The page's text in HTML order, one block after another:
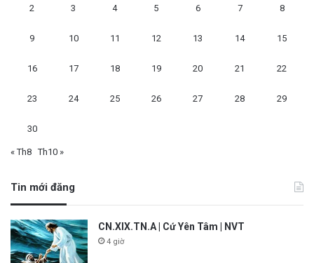
2 3 4 5 6 7 8
9 10 11 12 13 14 15
16 17 18 19 20 21 22
23 24 25 26 27 28 29
30
« Th8 Th10 »
Tin mới đăng
CN.XIX.TN.A | Cứ Yên Tâm | NVT
4 giờ